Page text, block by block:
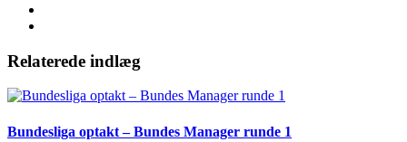
Relaterede indlæg
Bundesliga optakt – Bundes Manager runde 1